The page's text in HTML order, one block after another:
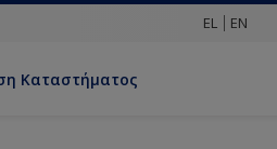
EL EN
Καταστήματος